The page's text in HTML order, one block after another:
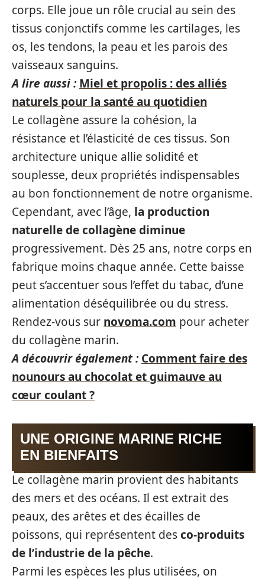
corps. Elle joue un rôle crucial au sein des
tissus conjonctifs comme les cartilages, les
os, les tendons, la peau et les parois des
vaisseaux sanguins.
A lire aussi : Miel et propolis : des alliés
naturels pour la santé au quotidien
Le collagène assure la cohésion, la
résistance et l’élasticité de ces tissus. Son
architecture unique allie solidité et
souplesse, deux propriétés indispensables
au bon fonctionnement de notre organisme.
Cependant, avec l’âge, la production
naturelle de collagène diminue
progressivement. Dès 25 ans, notre corps en
fabrique moins chaque année. Cette baisse
peut s’accentuer sous l’effet du tabac, d’une
alimentation déséquilibrée ou du stress.
Rendez-vous sur novoma.com pour acheter
du collagène marin.
A découvrir également : Comment faire des
nounours au chocolat et guimauve au
cœur coulant ?
UNE ORIGINE MARINE RICHE
EN BIENFAITS
Le collagène marin provient des habitants
des mers et des océans. Il est extrait des
peaux, des arêtes et des écailles de
poissons, qui représentent desco-produits
de l’industrie de la pêche.
Parmi les espèces les plus utilisées, on